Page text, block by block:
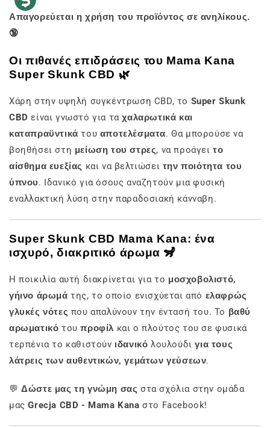
Απαγορεύεται η χρήση του προϊόντος σε ανηλίκους.
🔞
Οι πιθανές επιδράσεις του Mama Kana
Super Skunk CBD 🌿
Χάρη στην υψηλή συγκέντρωση CBD, το Super Skunk
CBD είναι γνωστό για ταχαλαρωτικά και
καταπραϋντικά του αποτελέσματα. Θα μπορούσε να
βοηθήσει στη μείωση του στρες, να προάγειτο
αίσθημα ευεξίας και να βελτιώσει την ποιότητα του
ύπνου. Ιδανικό για όσους αναζητούν μια φυσική
εναλλακτική λύση στην παραδοσιακή κάνναβη.
Super Skunk CBD Mama Kana: ένα
ισχυρό, διακριτικό άρωμα 🦨
Η ποικιλία αυτή διακρίνεται για το μοσχοβολιστό,
γήινο άρωμά της, το οποίο ενισχύεται από ελαφρώς
γλυκές νότες που απαλύνουν την έντασή του. Το βαθύ
αρωματικό τουπροφίλ και ο πλούτος του σε φυσικά
τερπένια το καθιστούν ιδανικό λουλούδιγια τους
λάτρεις των αυθεντικών, γεμάτων γεύσεων.
💬Δώστε μας τη γνώμη σας στα σχόλια στην ομάδα
μαςGrecja CBD - Mama Kana στο Facebook!